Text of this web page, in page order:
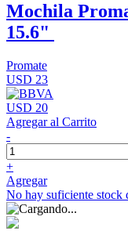
Mochila
15.6"
Promate
USD 23
USD 20
Agregar al Carrito
-
+
Agregar
No hay suficiente stock